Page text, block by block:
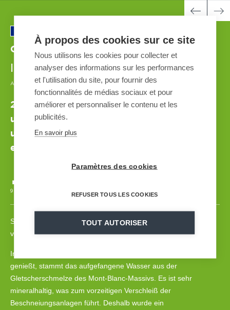
Chamonix - Les Grands Montets
| FRANKREICH
AUTOMATED SNOWMAKING SYSTEM | 1996-2020
25-jährige Zusammenarbeit zwischen MND
und Chamonix – eine einzigartige Lösung,
um die Lebensfähigkeit der Anlagen zu
erhöhen
9 420 m
Seit 1996 vertraut Chamonix bei allen Fragen der Beschneiung
voll auf MND.
Im Skigebiet Grands-Montets, das in Frankreich Kultstatus
genießt, stammt das aufgefangene Wasser aus der
Gletscherschmelze des Mont-Blanc-Massivs. Es ist sehr
mineralhaltig, was zum vorzeitigen Verschleiß der
Beschneiungsanlagen führt. Deshalb wurde ein
À propos des cookies sur ce site
Nous utilisons les cookies pour collecter et
analyser des informations sur les performances
et l'utilisation du site, pour fournir des
fonctionnalités de médias sociaux et pour
améliorer et personnaliser le contenu et les
publicités.
En savoir plus
Paramètres des cookies
REFUSER TOUS LES COOKIES
TOUT AUTORISER